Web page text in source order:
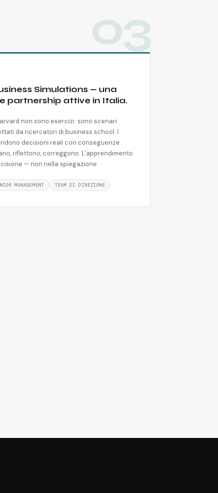
03
Simulations — una
partnership attive in Italia.
non sono esercizi: sono scenari
da ricercatori di business school. I
decisioni reali con conseguenze
riflettono, correggono. L'apprendimento
— non nella spiegazione.
MANAGEMENT TEAM DI DIREZIONE